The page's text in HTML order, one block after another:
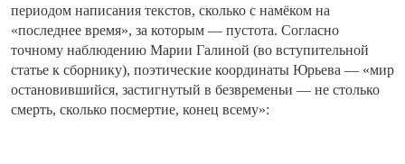
периодом написания текстов, сколько с намёком на
«последнее время», за которым — пустота. Согласно
точному наблюдению Марии Галиной (во вступительной
статье к сборнику), поэтические координаты Юрьева — «мир
остановившийся, застигнутый в безвременьи — не столько
смерть, сколько посмертие, конец всему»: